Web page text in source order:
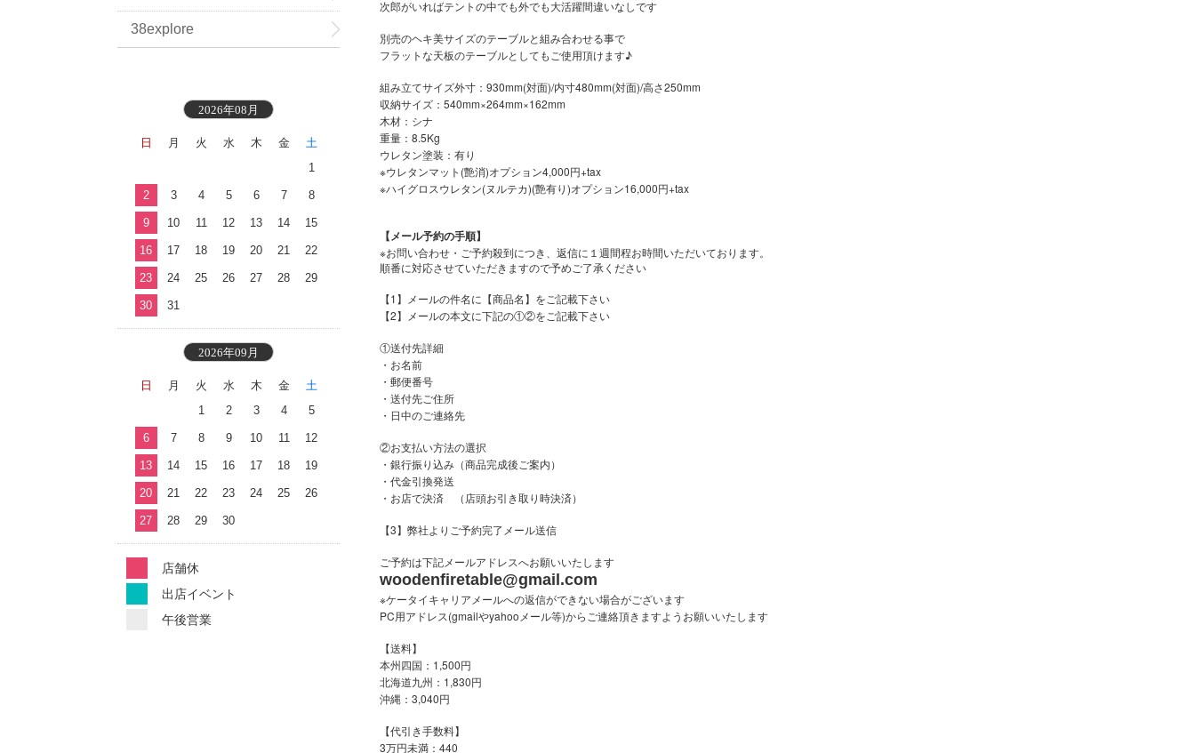
次郎がいればテントの中でも外でも大活躍間違いなしです
別売のヘキ美サイズのテーブルと組み合わせる事で
フラットな天板のテーブルとしてもご使用頂けます♪
組み立てサイズ外寸：930mm(対面)/内寸480mm(対面)/高さ250mm
収納サイズ：540mm×264mm×162mm
木材：シナ
重量：8.5Kg
ウレタン塗装：有り
※ウレタンマット(艶消)オプション4,000円+tax
※ハイグロスウレタン(ヌルテカ)(艶有り)オプション16,000円+tax
【メール予約の手順】
※お問い合わせ・ご予約殺到につき、返信に１週間程お時間いただいております。
順番に対応させていただきますので予めご了承ください
【1】メールの件名に【商品名】をご記載下さい
【2】メールの本文に下記の①②をご記載下さい
①送付先詳細
・お名前
・郵便番号
・送付先ご住所
・日中のご連絡先
②お支払い方法の選択
・銀行振り込み（商品完成後ご案内）
・代金引換発送
・お店で決済 （店頭お引き取り時決済）
【3】弊社よりご予約完了メール送信
ご予約は下記メールアドレスへお願いいたします
woodenfiretable@gmail.com
※ケータイキャリアメールへの返信ができない場合がございます
PC用アドレス(gmailやyahoo メール等)からご連絡頂きますようお願いいたします
【送料】
本州四国：1,500円
北海道九州：1,830円
沖縄：3,040円
【代引き手数料】
3万円未満：440
38explore
2026年08月
日 月 火 水 木 金
土
1
2 3 4 5 6 7 8
9 10 11 12 13 14 15
16 17 18 19 20 21 22
23 24 25 26 27 28 29
30 31
2026年09月
日 月 火 水 木 金
土
1
2 3 4 5
6 7 8 9 10 11 12
13 14 15 16 17 18 19
20 21 22 23 24 25 26
27 28 29 30
店舗休
出店イベント
午後営業